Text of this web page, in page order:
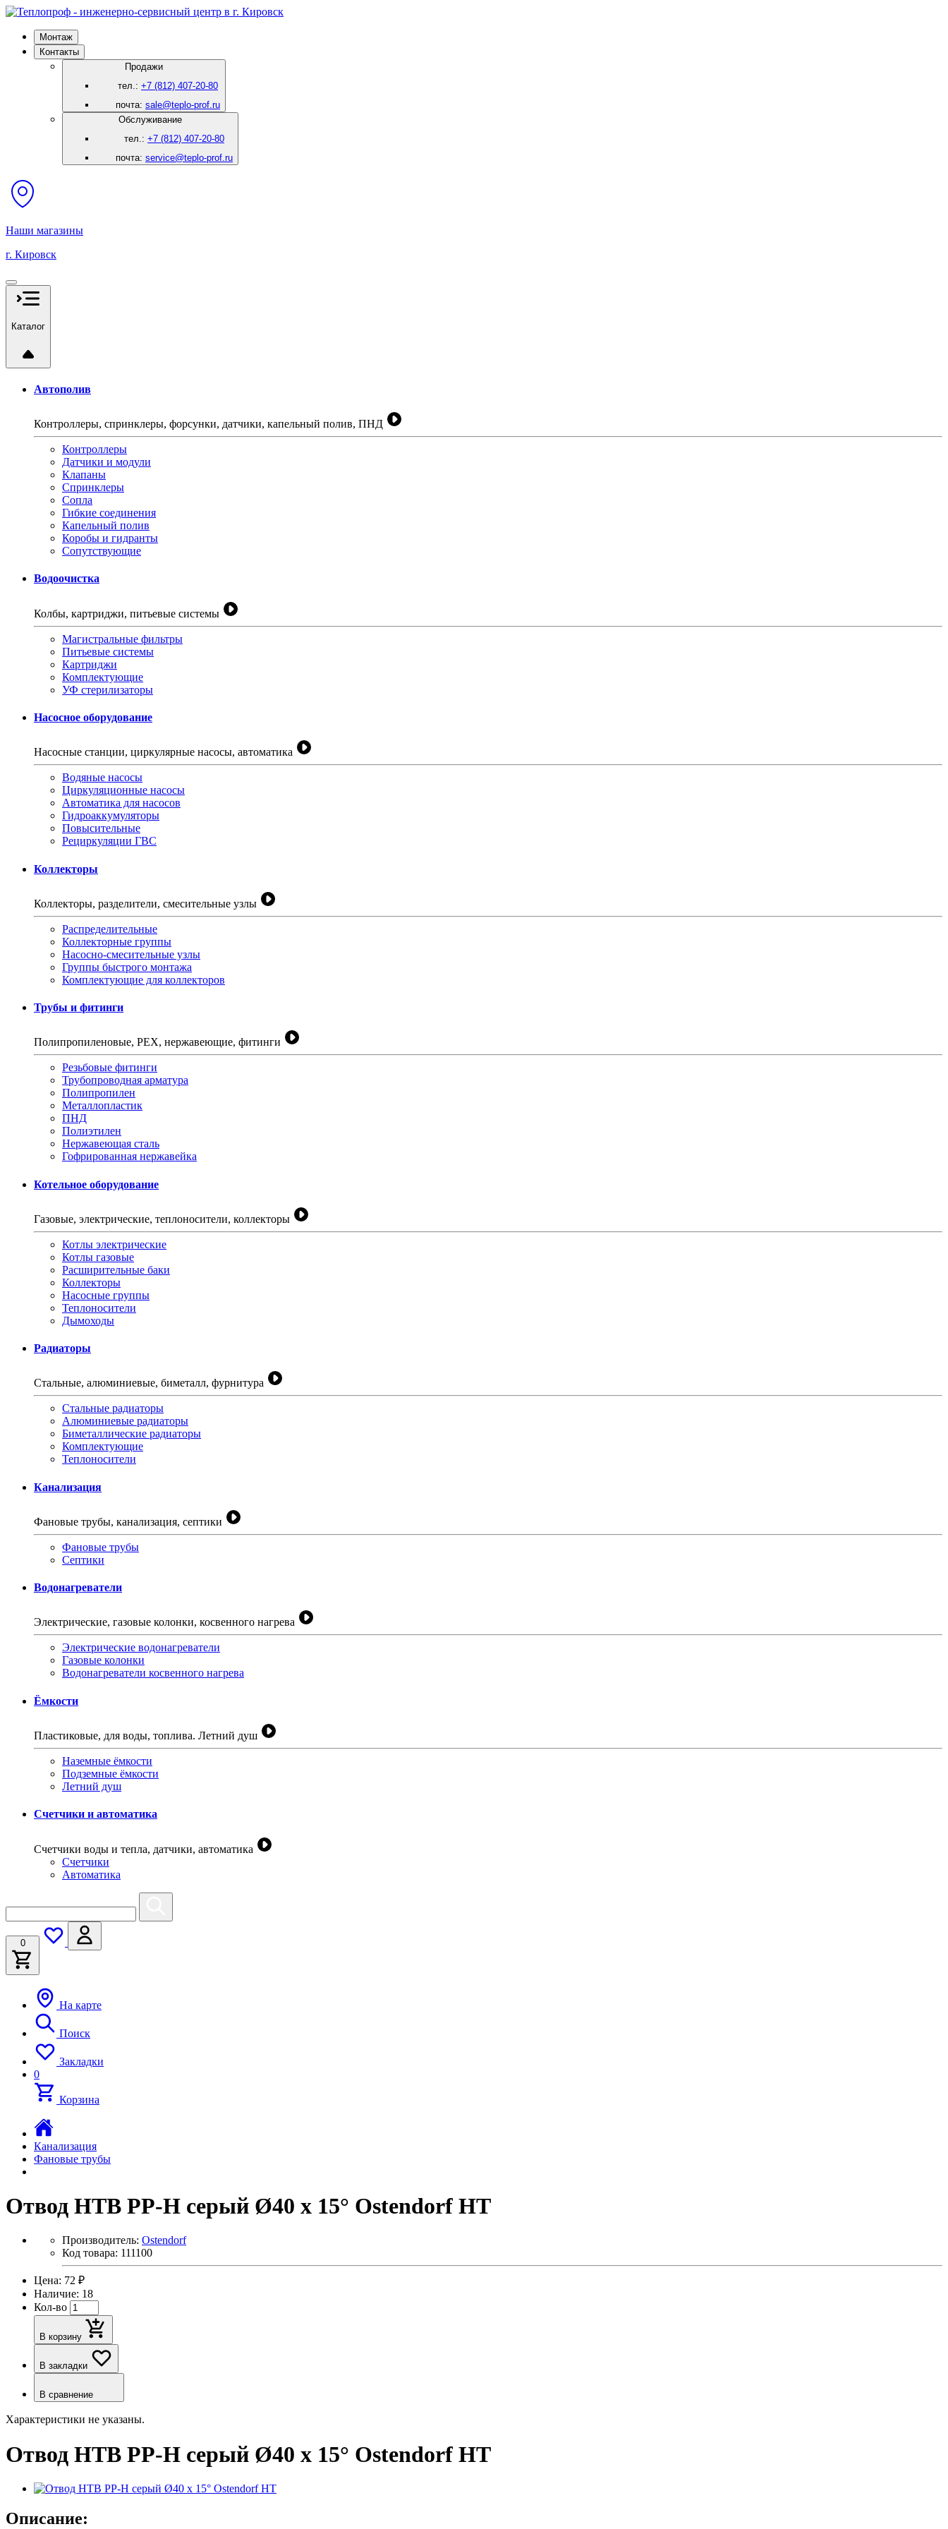
Монтаж
Контакты
Продажи
тел.: +7 (812) 407-20-80
почта: sale@teplo-prof.ru
Обслуживание
тел.: +7 (812) 407-20-80
почта: service@teplo-prof.ru
Наши магазины
г. Кировск
Каталог
Автополив
Контроллеры, спринклеры, форсунки, датчики, капельный полив, ПНД
Контроллеры
Датчики и модули
Клапаны
Спринклеры
Сопла
Гибкие соединения
Капельный полив
Коробы и гидранты
Сопутствующие
Водоочистка
Колбы, картриджи, питьевые системы
Магистральные фильтры
Питьевые системы
Картриджи
Комплектующие
УФ стерилизаторы
Насосное оборудование
Насосные станции, циркулярные насосы, автоматика
Водяные насосы
Циркуляционные насосы
Автоматика для насосов
Гидроаккумуляторы
Повысительные
Рециркуляции ГВС
Коллекторы
Коллекторы, разделители, смесительные узлы
Распределительные
Коллекторные группы
Насосно-смесительные узлы
Группы быстрого монтажа
Комплектующие для коллекторов
Трубы и фитинги
Полипропиленовые, PEX, нержавеющие, фитинги
Резьбовые фитинги
Трубопроводная арматура
Полипропилен
Металлопластик
ПНД
Полиэтилен
Нержавеющая сталь
Гофрированная нержавейка
Котельное оборудование
Газовые, электрические, теплоносители, коллекторы
Котлы электрические
Котлы газовые
Расширительные баки
Коллекторы
Насосные группы
Теплоносители
Дымоходы
Радиаторы
Стальные, алюминиевые, биметалл, фурнитура
Стальные радиаторы
Алюминиевые радиаторы
Биметаллические радиаторы
Комплектующие
Теплоносители
Канализация
Фановые трубы, канализация, септики
Фановые трубы
Септики
Водонагреватели
Электрические, газовые колонки, косвенного нагрева
Электрические водонагреватели
Газовые колонки
Водонагреватели косвенного нагрева
Ёмкости
Пластиковые, для воды, топлива. Летний душ
Наземные ёмкости
Подземные ёмкости
Летний душ
Счетчики и автоматика
Счетчики воды и тепла, датчики, автоматика
Счетчики
Автоматика
0
На карте
Поиск
Закладки
0
Корзина
Канализация
Фановые трубы
Отвод HTB PP-H серый Ø40 х 15° Ostendorf HT
Производитель: Ostendorf
Код товара: 111100
Цена: 72 ₽
Наличие: 18
Кол-во
В корзину
В закладки
В сравнение
Характеристики не указаны.
Отвод HTB PP-H серый Ø40 х 15° Ostendorf HT
Описание: